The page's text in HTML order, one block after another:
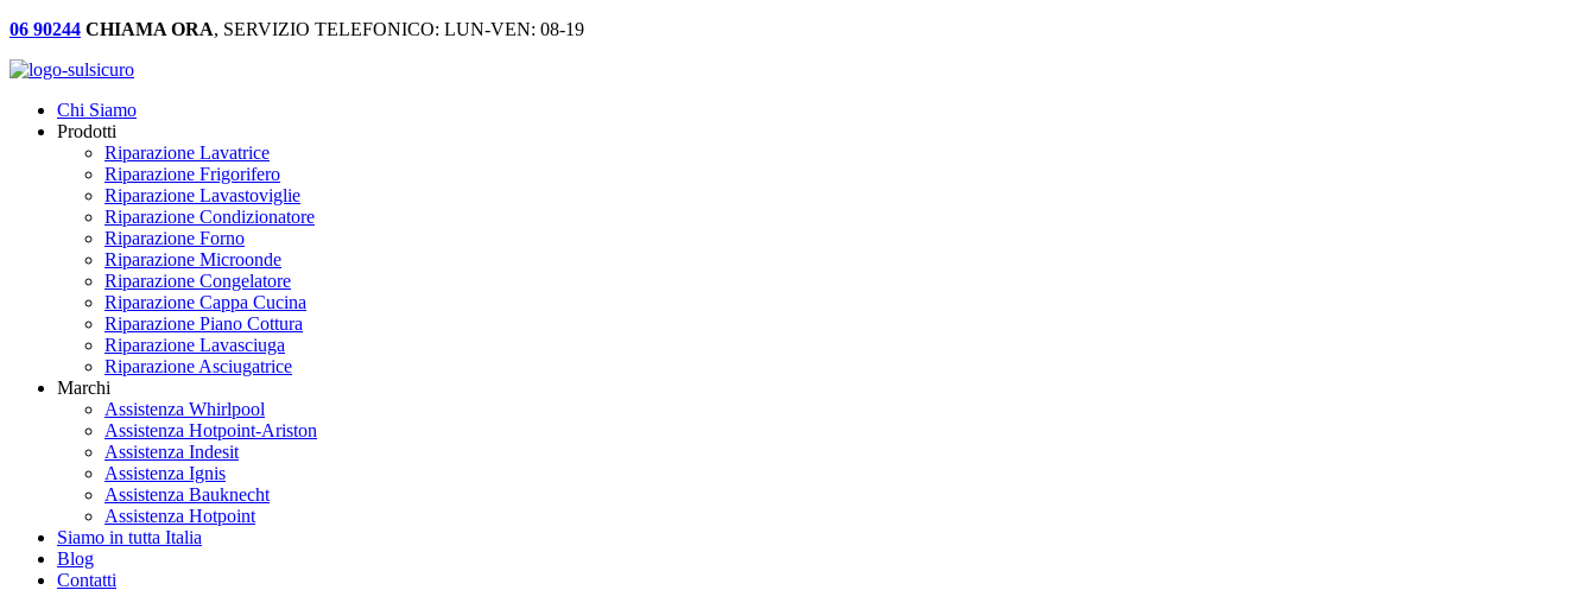
06 90244 CHIAMA ORA, SERVIZIO TELEFONICO: LUN-VEN: 08-19
Chi Siamo
Prodotti
Riparazione Lavatrice
Riparazione Frigorifero
Riparazione Lavastoviglie
Riparazione Condizionatore
Riparazione Forno
Riparazione Microonde
Riparazione Congelatore
Riparazione Cappa Cucina
Riparazione Piano Cottura
Riparazione Lavasciuga
Riparazione Asciugatrice
Marchi
Assistenza Whirlpool
Assistenza Hotpoint-Ariston
Assistenza Indesit
Assistenza Ignis
Assistenza Bauknecht
Assistenza Hotpoint
Siamo in tutta Italia
Blog
Contatti